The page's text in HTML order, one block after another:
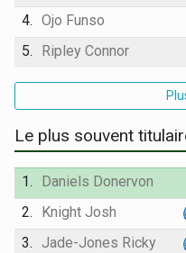
4. Ojo Funso
5.
Ripley Connor
Le plus souvent
1. Daniels Donervon
2.
Knight Josh
3.
Jade-Jones Ricky